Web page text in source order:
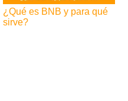
¿Qué es BNB y para qué
sirve?